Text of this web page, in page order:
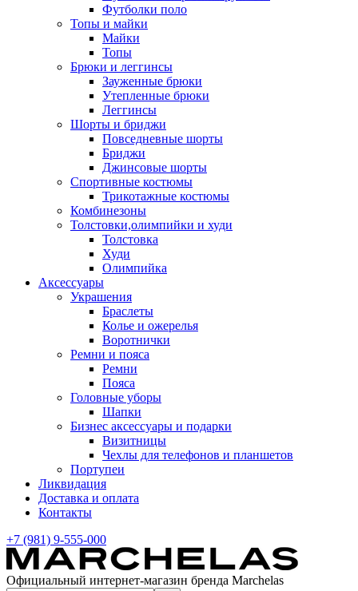
Футболки поло
Топы и майки
Майки
Топы
Брюки и леггинсы
Зауженные брюки
Утепленные брюки
Леггинсы
Шорты и бриджи
Повседневные шорты
Бриджи
Джинсовые шорты
Спортивные костюмы
Трикотажные костюмы
Комбинезоны
Толстовки,олимпийки и худи
Толстовка
Худи
Олимпийка
Аксессуары
Украшения
Браслеты
Колье и ожерелья
Воротнички
Ремни и пояса
Ремни
Пояса
Головные уборы
Шапки
Бизнес аксессуары и подарки
Визитницы
Чехлы для телефонов и планшетов
Портупеи
Ликвидация
Доставка и оплата
Контакты
+7 (981) 9-555-000
Официальный интернет-магазин бренда Marchelas